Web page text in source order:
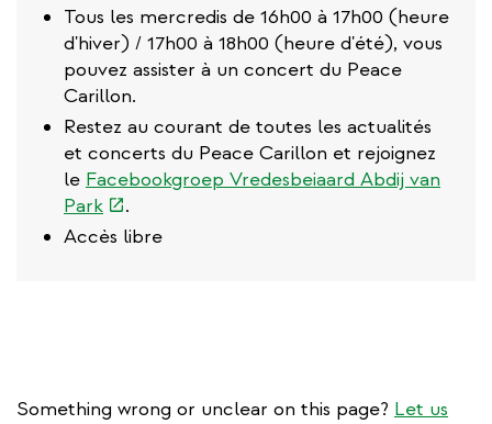
Tous les mercredis de 16h00 à 17h00 (heure
d'hiver) / 17h00 à 18h00 (heure d'été), vous
pouvez assister à un concert du Peace
Carillon.
Restez au courant de toutes les actualités
et concerts du Peace Carillon et rejoignez
le Facebookgroep Vredesbeiaard Abdij van
Park(link
is
.
Accès libre
Something wrong or unclear on this page? Let us